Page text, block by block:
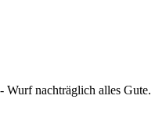
Wurf nachträglich alles Gute.